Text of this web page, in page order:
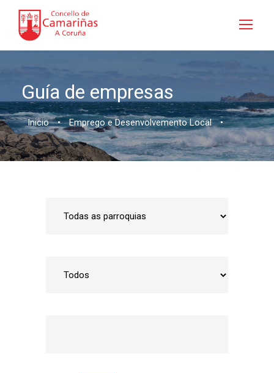
Guía de empresas
Inicio • Emprego e Desenvolvemento Local •